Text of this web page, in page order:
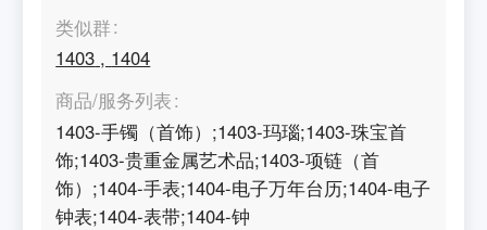
类似群
1403 , 1404
商品/服务列表
1403-手镯（首饰）;1403-玛瑙;1403-珠宝首
饰;1403-贵重金属艺术品;1403-项链（首
饰）;1404-手表;1404-电子万年台历;1404-电子
钟表;1404-表带;1404-钟